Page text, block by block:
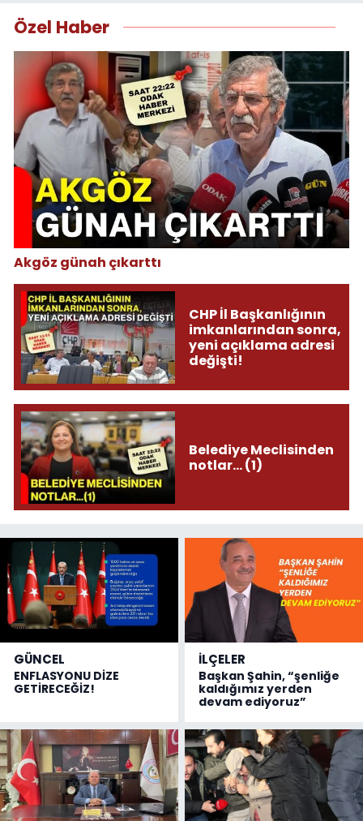
Özel Haber
Akgöz günah çıkarttı
CHP İl Başkanlığının
imkanlarından sonra,
yeni açıklama adresi
değişti!
Belediye Meclisinden
notlar... (1)
GÜNCEL
ENFLASYONU DİZE
GETİRECEĞİZ!
İLÇELER
Başkan Şahin, “şenliğe
kaldığımız yerden
devam ediyoruz”